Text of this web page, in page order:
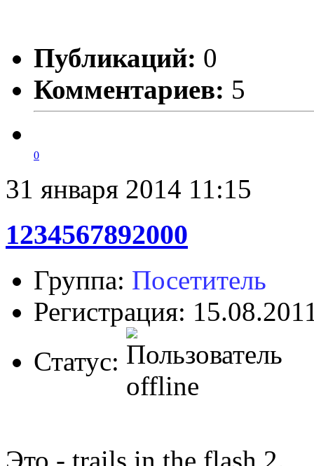
Публикаций: 0
Комментариев: 5
0
31 января 2014 11:15
1234567892000
Группа: Посетитель
Регистрация:
Статус:
Это - trails in the flash 2.